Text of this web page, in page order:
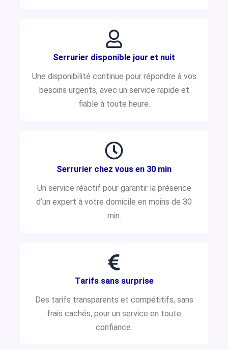
Serrurier disponible jour et nuit
Une disponibilité continue pour répondre à vos
besoins urgents, avec un service rapide et
fiable à toute heure.
Serrurier chez vous en 30 min
Un service réactif pour garantir la présence
d’un expert à votre domicile en moins de 30
min.
Tarifs sans surprise
Des tarifs transparents et compétitifs, sans
frais cachés, pour un service en toute
confiance.